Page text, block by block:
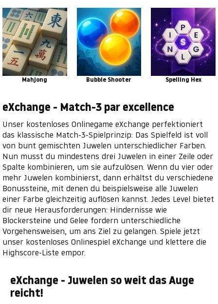
Mahjong Bubble Shooter Spelling Hex
eXchange - Match-3 par excellence
Unser kostenloses Onlinegame eXchange perfektioniert
das klassische Match-3-Spielprinzip: Das Spielfeld ist voll
von bunt gemischten Juwelen unterschiedlicher Farben.
Nun musst du mindestens drei Juwelen in einer Zeile oder
Spalte kombinieren, um sie aufzulösen. Wenn du vier oder
mehr Juwelen kombinierst, dann erhältst du verschiedene
Bonussteine, mit denen du beispielsweise alle Juwelen
einer Farbe gleichzeitig auflösen kannst. Jedes Level bietet
dir neue Herausforderungen: Hindernisse wie
Blockersteine und Gelee fordern unterschiedliche
Vorgehensweisen, um ans Ziel zu gelangen. Spiele jetzt
unser kostenloses Onlinespiel eXchange und klettere die
Highscore-Liste empor.
eXchange - Juwelen so weit das Auge
reicht!